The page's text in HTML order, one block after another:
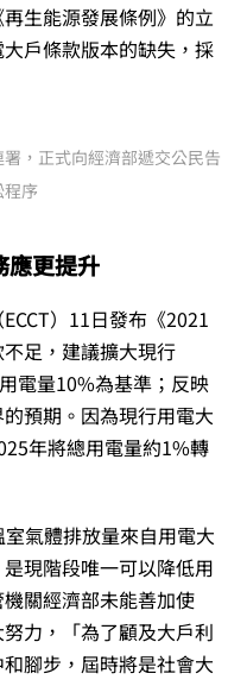
生能源發展條例》的立
戶條款版本的缺失，採
，正式向經濟部遞交公民告
程序
應更提升
）11日發布《2021
足，建議擴大現行
電量10%為基準；反映
預期。因為現行用電大
年將總用電量約1%轉
氣體排放量來自用電大
現階段唯一可以降低用
關經濟部未能善加使
力，「為了顧及大戶利
腳步，屆時將是社會大